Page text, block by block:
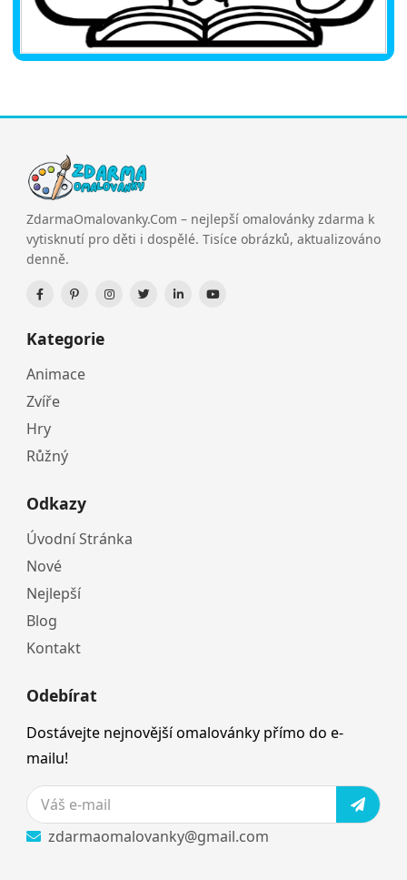
ZdarmaOmalovanky.Com – nejlepší omalovánky zdarma k
vytisknutí pro děti i dospělé. Tisíce obrázků, aktualizováno
denně.
Kategorie
Animace
Zvíře
Hry
Růžný
Odkazy
Úvodní Stránka
Nové
Nejlepší
Blog
Kontakt
Odebírat
Dostávejte nejnovější omalovánky přímo do e-
mailu!
zdarmaomalovanky@gmail.com